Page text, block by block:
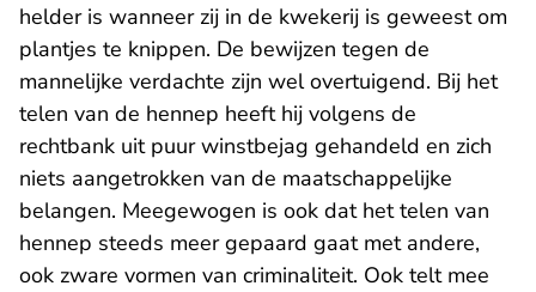
helder is wanneer zij in de kwekerij is geweest om
plantjes te knippen. De bewijzen tegen de
mannelijke verdachte zijn wel overtuigend. Bij het
telen van de hennep heeft hij volgens de
rechtbank uit puur winstbejag gehandeld en zich
niets aangetrokken van de maatschappelijke
belangen. Meegewogen is ook dat het telen van
hennep steeds meer gepaard gaat met andere,
ook zware vormen van criminaliteit. Ook telt mee